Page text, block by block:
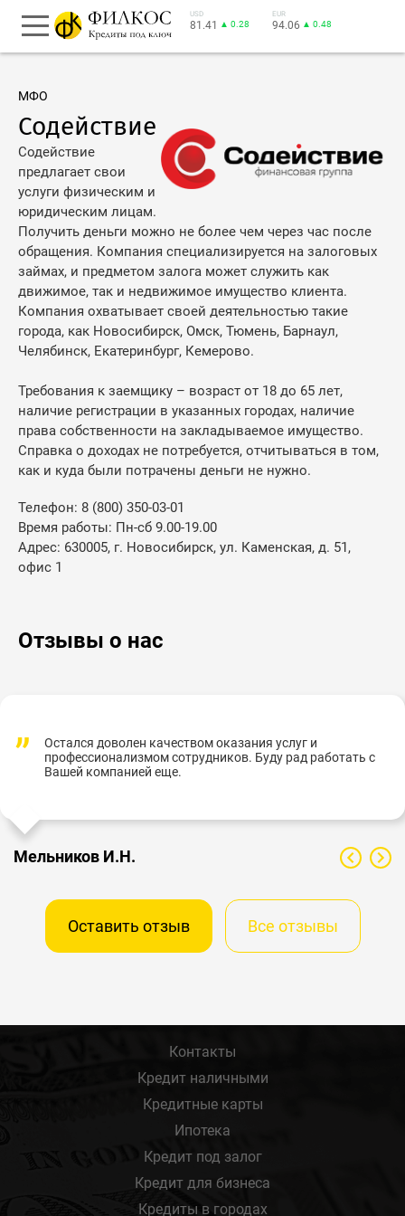
USD
81.41 ▲ 0.28
EUR
94.06 ▲ 0.48
МФО
Содействие
Содействие
предлагает свои
услуги физическим и
юридическим лицам.
Получить деньги можно не более чем через час после
обращения. Компания специализируется на залоговых
займах, и предметом залога может служить как
движимое, так и недвижимое имущество клиента.
Компания охватывает своей деятельностью такие
города, как Новосибирск, Омск, Тюмень, Барнаул,
Челябинск, Екатеринбург, Кемерово.
Требования к заемщику – возраст от 18 до 65 лет,
наличие регистрации в указанных городах, наличие
права собственности на закладываемое имущество.
Справка о доходах не потребуется, отчитываться в том,
как и куда были потрачены деньги не нужно.
Телефон: 8 (800) 350-03-01
Время работы: Пн-сб 9.00-19.00
Адрес: 630005, г. Новосибирск, ул. Каменская, д. 51,
офис 1
Отзывы о нас
Остался доволен качеством оказания услуг и
профессионализмом сотрудников. Буду рад работать с
Вашей компанией еще.
Мельников И.Н.
Оставить отзыв Все отзывы
Контакты
Кредит наличными
Кредитные карты
Ипотека
Кредит под залог
Кредит для бизнеса
Кредиты в городах